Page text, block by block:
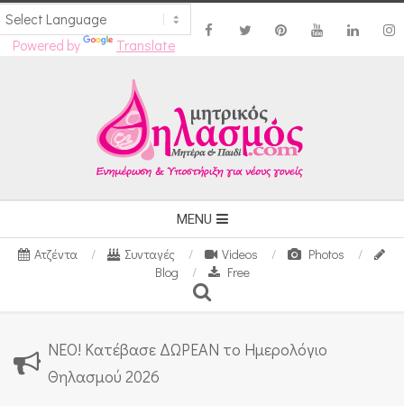
Powered by Translate
Navigation
Menu
MENU
Ατζέντα Συνταγές Videos
Photos
Blog
Free
Search
ΝΕΟ! Κατέβασε ΔΩΡΕΑΝ το Ημερολόγιο
Θηλασμού 2026